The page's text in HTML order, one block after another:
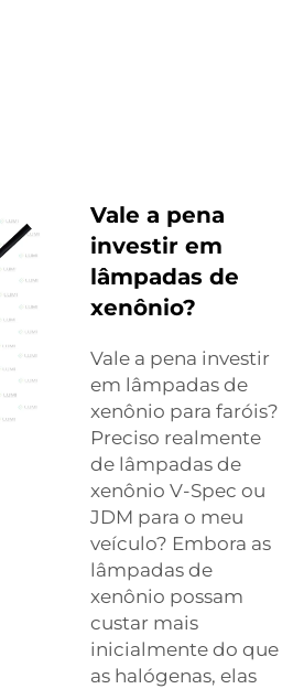
Vale a pena
investir em
lâmpadas de
xenônio?
Vale a pena investir
em lâmpadas de
xenônio para faróis?
Preciso realmente
de lâmpadas de
xenônio V-Spec ou
JDM para o meu
veículo? Embora as
lâmpadas de
xenônio possam
custar mais
inicialmente do que
as halógenas, elas